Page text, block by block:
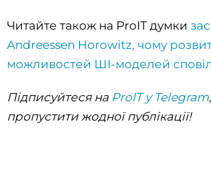
Читайте також на ProIT думки
Andreessen Horowitz, чому
можливостей ШІ-моделей
Підписуйтеся на ProIT у Telegram
пропустити жодної публікації!